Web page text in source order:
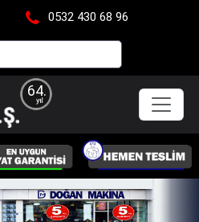
0532 430 68 96
64.